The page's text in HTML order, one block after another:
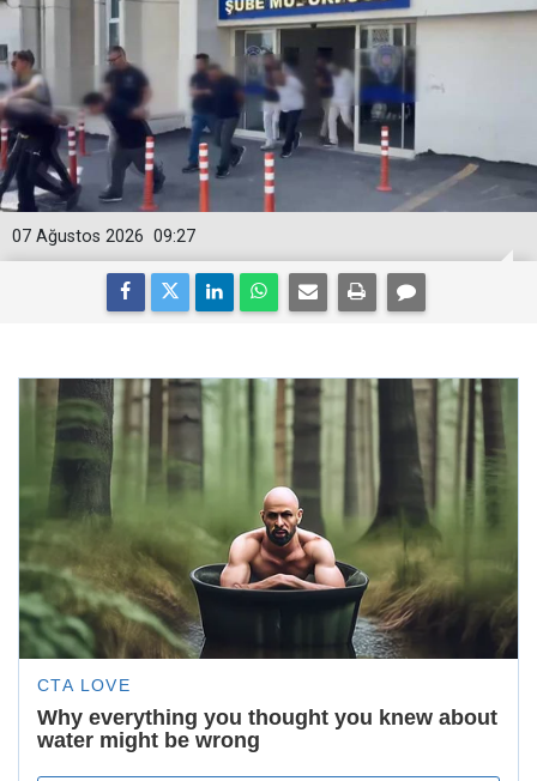
09:27
07 Ağustos 2026